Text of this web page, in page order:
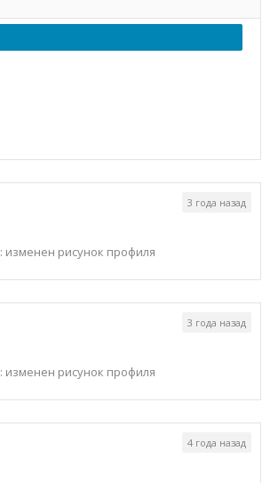
: изменен рисунок профиля
3 года назад
: изменен рисунок профиля
3 года назад
4 года назад